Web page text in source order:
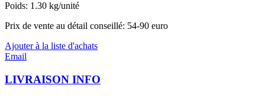
Poids: 1.30 kg/unité
Prix de vente au détail conseillé: 54-90 euro
Ajouter à la liste d'achats
Email
LIVRAISON INFO